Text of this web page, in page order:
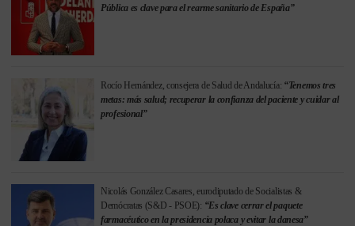
Pública es clave para el rearme sanitario de España”
Rocío Hernández, consejera de Salud de Andalucía: “Tenemos tres
metas: más salud; recuperar la confianza del paciente y cuidar al
profesional”
Nicolás González Casares, eurodiputado de Socialistas &
Demócratas (S&D - PSOE): “Es clave cerrar el paquete
farmacéutico en la presidencia polaca y evitar la danesa”